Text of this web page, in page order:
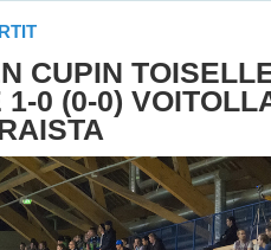
CUPIN
0 (0-0)